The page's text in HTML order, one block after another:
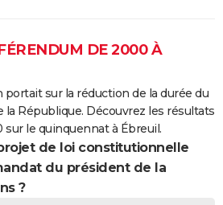
DE 2000 À
sur la réduction de la durée du
République. Découvrez les résultats
le quinquennat à Ébreuil.
de loi constitutionnelle
du président de la
?